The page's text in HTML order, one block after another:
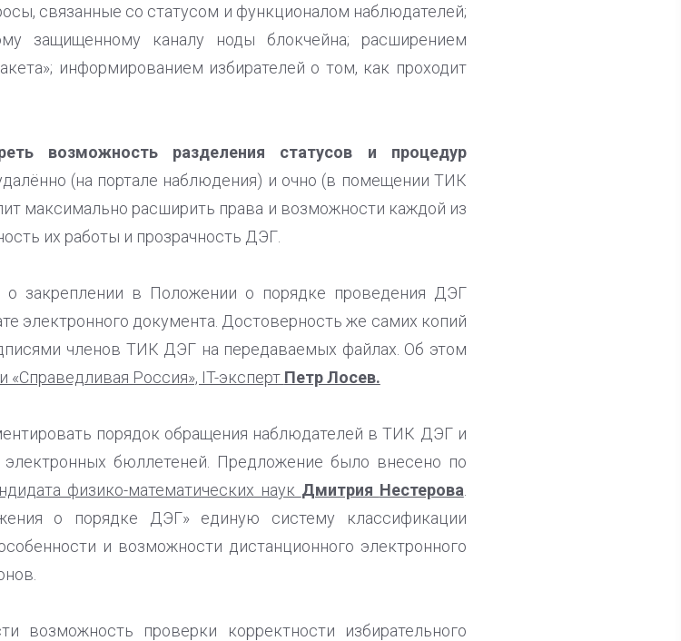
связанные со статусом и функционалом наблюдателей;
защищенному каналу ноды блокчейна; расширением
информированием избирателей о том, как проходит
возможность разделения статусов и процедур
(на портале наблюдения) и очно (в помещении ТИК
максимально расширить права и возможности каждой из
их работы и прозрачность ДЭГ.
о закреплении в Положении о порядке проведения ДЭГ
электронного документа. Достоверность же самих копий
членов ТИК ДЭГ на передаваемых файлах. Об этом
Россия», IT-эксперт Петр Лосев.
порядок обращения наблюдателей в ТИК ДЭГ и
бюллетеней. Предложение было внесено по
физико-математических наук Дмитрия Нестерова
о порядке ДЭГ» единую систему классификации
и возможности дистанционного электронного
возможность проверки корректности избирательного